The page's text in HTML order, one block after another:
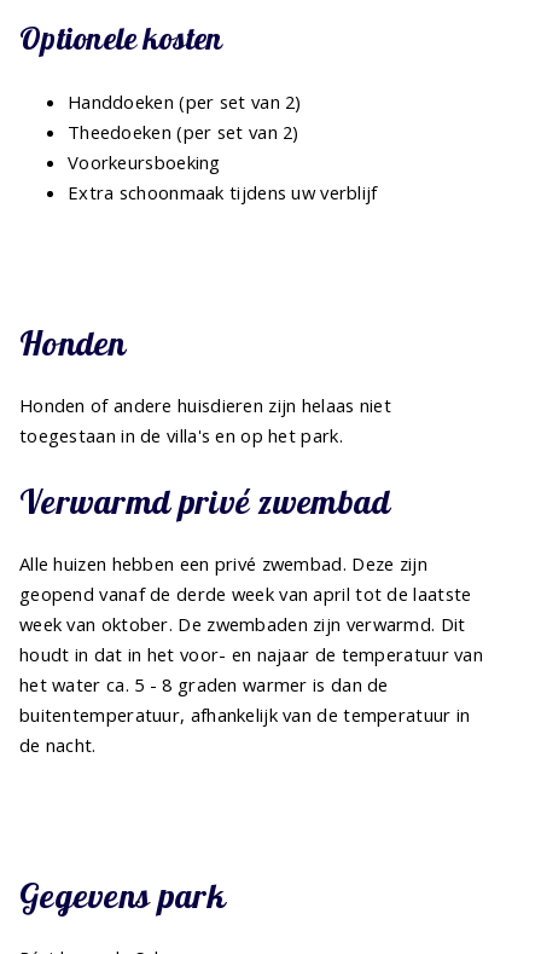
Optionele kosten
Handdoeken (per set van 2)
Theedoeken (per set van 2)
Voorkeursboeking
Extra schoonmaak tijdens uw verblijf
Honden
Honden of andere huisdieren zijn helaas niet
toegestaan in de villa's en op het park.
Verwarmd privé zwembad
Alle huizen hebben een privé zwembad. Deze zijn
geopend vanaf de derde week van april tot de laatste
week van oktober. De zwembaden zijn verwarmd. Dit
houdt in dat in het voor- en najaar de temperatuur van
het water ca. 5 - 8 graden warmer is dan de
buitentemperatuur, afhankelijk van de temperatuur in
de nacht.
Gegevens park